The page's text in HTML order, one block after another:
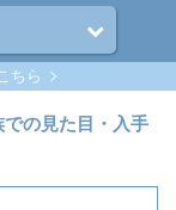
ちら
での見た目・入手